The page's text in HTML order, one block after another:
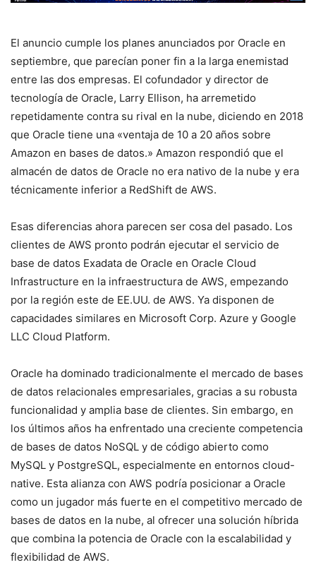
El anuncio cumple los planes anunciados por Oracle en
septiembre, que parecían poner fin a la larga enemistad
entre las dos empresas. El cofundador y director de
tecnología de Oracle, Larry Ellison, ha arremetido
repetidamente contra su rival en la nube, diciendo en 2018
que Oracle tiene una «ventaja de 10 a 20 años sobre
Amazon en bases de datos.» Amazon respondió que el
almacén de datos de Oracle no era nativo de la nube y era
técnicamente inferior a RedShift de AWS.
Esas diferencias ahora parecen ser cosa del pasado. Los
clientes de AWS pronto podrán ejecutar el servicio de
base de datos Exadata de Oracle en Oracle Cloud
Infrastructure en la infraestructura de AWS, empezando
por la región este de EE.UU. de AWS. Ya disponen de
capacidades similares en Microsoft Corp. Azure y Google
LLC Cloud Platform.
Oracle ha dominado tradicionalmente el mercado de bases
de datos relacionales empresariales, gracias a su robusta
funcionalidad y amplia base de clientes. Sin embargo, en
los últimos años ha enfrentado una creciente competencia
de bases de datos NoSQL y de código abierto como
MySQL y PostgreSQL, especialmente en entornos cloud-
native. Esta alianza con AWS podría posicionar a Oracle
como un jugador más fuerte en el competitivo mercado de
bases de datos en la nube, al ofrecer una solución híbrida
que combina la potencia de Oracle con la escalabilidad y
flexibilidad de AWS.